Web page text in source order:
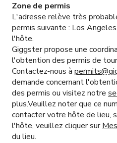
Zone de permis
L'adresse relève très
permis suivante : Los Angeles.
l'hôte.
Giggster propose une
l'obtention des permis de
Contactez-nous à
demande concernant
des permis ou visitez notre
plus.Veuillez noter que ce
contacter votre hôte de lieu,
l'hôte, veuillez cliquer sur
du lieu.